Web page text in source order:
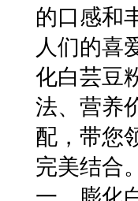
的口感和
人们的喜
化白芸豆
法、营养
配，带您
完美结合。